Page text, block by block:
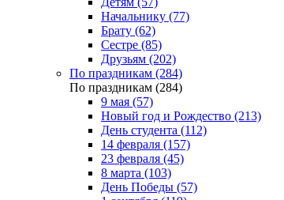
Начальнику (77)
Брату (62)
Сестре (85)
Друзьям (202)
По праздникам (284)
По праздникам (284)
9 мая (57)
Новый год и Рождество (213)
День студента (112)
14 февраля (157)
23 февраля (45)
8 марта (103)
День Победы (57)